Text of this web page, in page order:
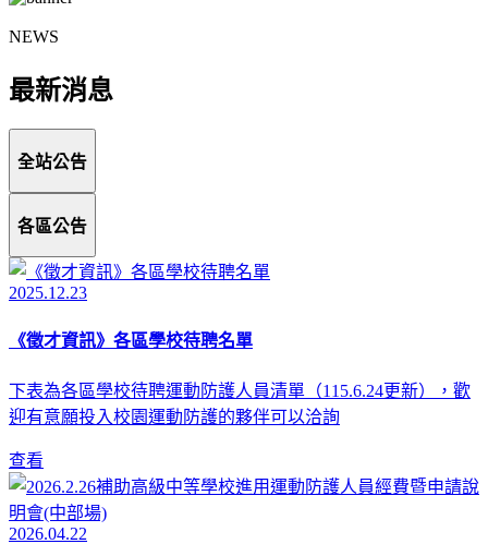
NEWS
最新消息
全站公告
各區公告
2025.12.23
《徵才資訊》各區學校待聘名單
下表為各區學校待聘運動防護人員清單（115.6.24更新），歡
迎有意願投入校園運動防護的夥伴可以洽詢
查看
2026.04.22